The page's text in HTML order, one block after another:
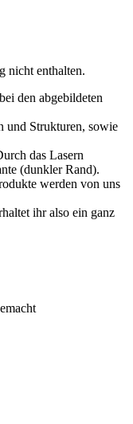
nicht enthalten.
den abgebildeten
und Strukturen, sowie
das Lasern
(dunkler Rand).
werden von uns
ihr also ein ganz